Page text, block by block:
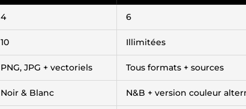
4 6
10 Illimitées
PNG, JPG + vectoriels Tous formats + sources
Noir & Blanc N&B + version couleur